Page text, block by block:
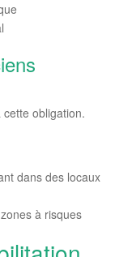
obligation.
dans des locaux
à risques